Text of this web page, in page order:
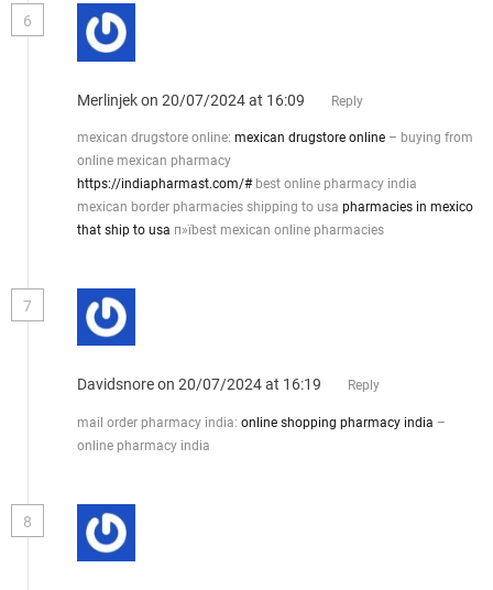
6
Merlinjekon 20/07/2024 at 16:09 Reply
mexican drugstore online: mexican drugstore online – buying from
online mexican pharmacy
https://indiapharmast.com/#best online pharmacy india
mexican border pharmacies shipping to usa pharmacies in mexico
that ship to usa п»їbest mexican online pharmacies
7
Davidsnoreon 20/07/2024 at 16:19 Reply
mail order pharmacy india: online shopping pharmacy india –
online pharmacy india
8